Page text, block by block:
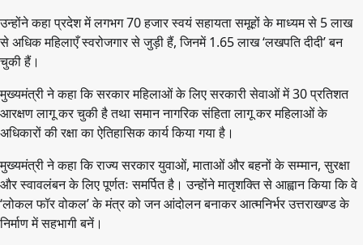
उन्होंने कहा प्रदेश में लगभग 70 हजार स्वयं सहायता समूहों के माध्यम से 5 लाख
से अधिक महिलाएँ स्वरोजगार से जुड़ी हैं, जिनमें 1.65 लाख ‘लखपति दीदी’ बन
चुकी हैं।
मुख्यमंत्री ने कहा कि सरकार महिलाओं के लिए सरकारी सेवाओं में 30 प्रतिशत
आरक्षण लागू कर चुकी है तथा समान नागरिक संहिता लागू कर महिलाओं के
अधिकारों की रक्षा का ऐतिहासिक कार्य किया गया है।
मुख्यमंत्री ने कहा कि राज्य सरकार युवाओं, माताओं और बहनों के सम्मान, सुरक्षा
और स्वावलंबन के लिए पूर्णतः समर्पित है। उन्होंने मातृशक्ति से आह्वान किया कि वे
‘लोकल फॉर वोकल’ के मंत्र को जन आंदोलन बनाकर आत्मनिर्भर उत्तराखण्ड के
निर्माण में सहभागी बनें।